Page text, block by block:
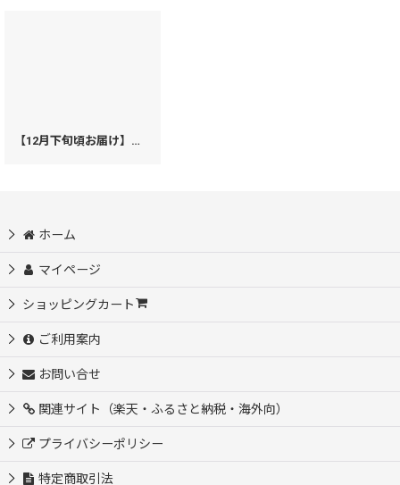
【12月下旬頃お届け】絢爛柄 がま口長財布【予約会】［t］
ホーム
マイページ
ショッピングカート
ご利用案内
お問い合せ
関連サイト（楽天・ふるさと納税・海外向）
プライバシーポリシー
特定商取引法